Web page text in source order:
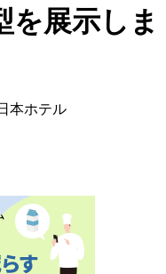
を展示しま
本ホテル